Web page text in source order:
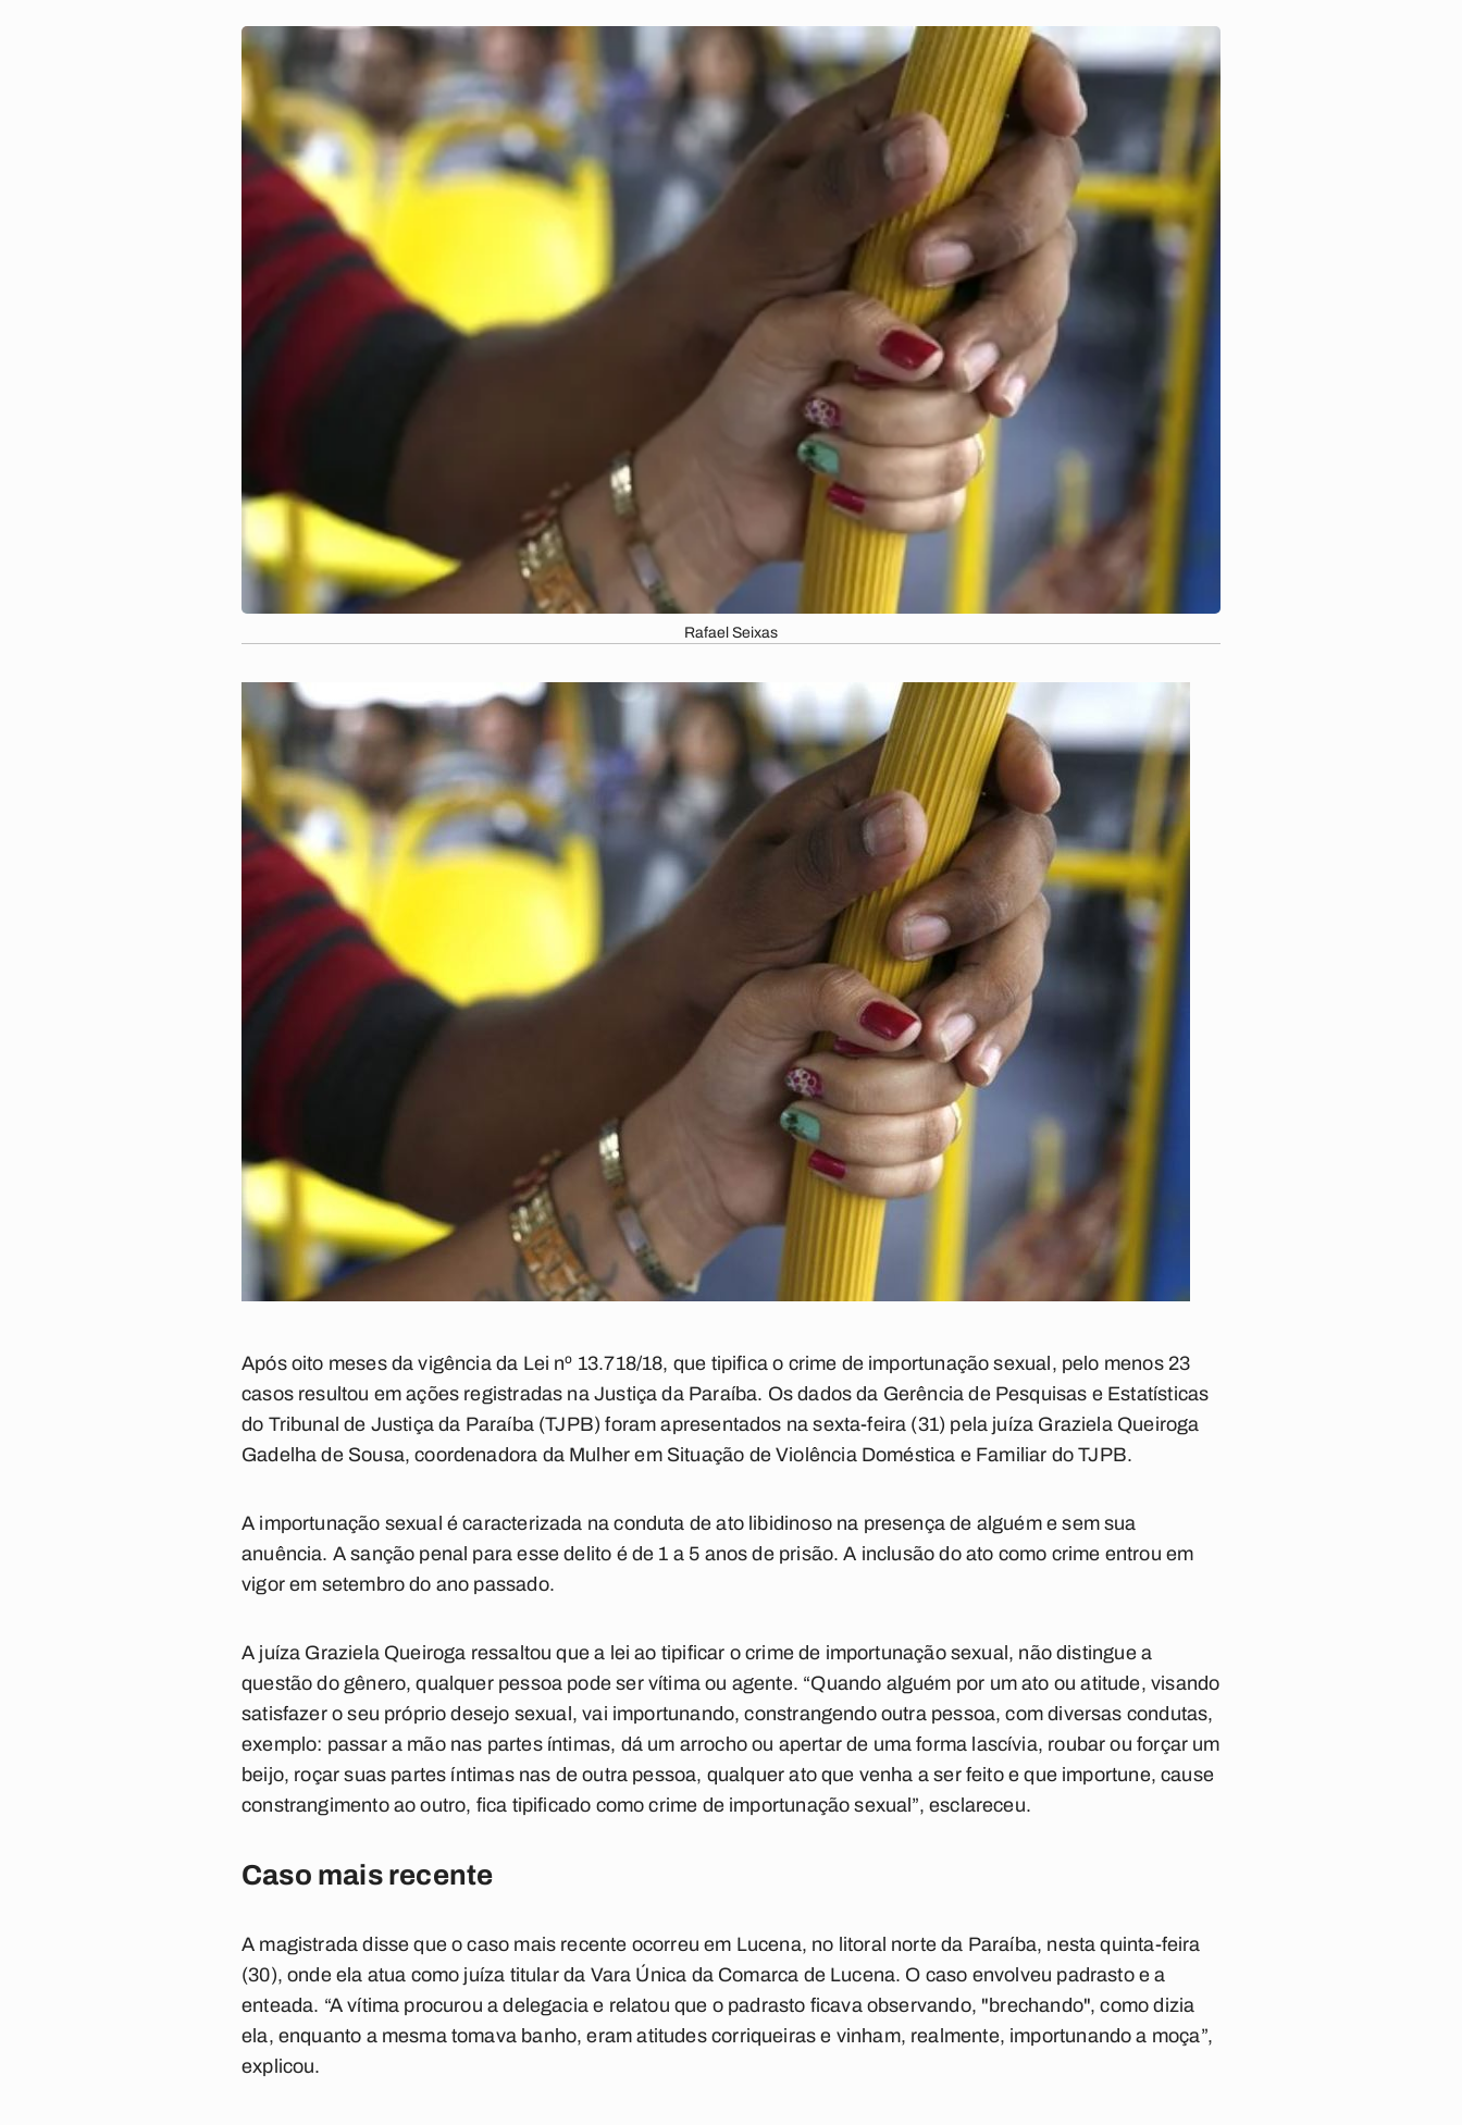
Rafael Seixas
Após oito meses da vigência da Lei nº 13.718/18, que tipifica o crime de importunação sexual, pelo menos 23
casos resultou em ações registradas na Justiça da Paraíba. Os dados da Gerência de Pesquisas e Estatísticas
do Tribunal de Justiça da Paraíba (TJPB) foram apresentados na sexta-feira (31) pela juíza Graziela Queiroga
Gadelha de Sousa, coordenadora da Mulher em Situação de Violência Doméstica e Familiar do TJPB.
A importunação sexual é caracterizada na conduta de ato libidinoso na presença de alguém e sem sua
anuência. A sanção penal para esse delito é de 1 a 5 anos de prisão. A inclusão do ato como crime entrou em
vigor em setembro do ano passado.
A juíza Graziela Queiroga ressaltou que a lei ao tipificar o crime de importunação sexual, não distingue a
questão do gênero, qualquer pessoa pode ser vítima ou agente. “Quando alguém por um ato ou atitude, visando
satisfazer o seu próprio desejo sexual, vai importunando, constrangendo outra pessoa, com diversas condutas,
exemplo: passar a mão nas partes íntimas, dá um arrocho ou apertar de uma forma lascívia, roubar ou forçar um
beijo, roçar suas partes íntimas nas de outra pessoa, qualquer ato que venha a ser feito e que importune, cause
constrangimento ao outro, fica tipificado como crime de importunação sexual”, esclareceu.
Caso mais recente
A magistrada disse que o caso mais recente ocorreu em Lucena, no litoral norte da Paraíba, nesta quinta-feira
(30), onde ela atua como juíza titular da Vara Única da Comarca de Lucena. O caso envolveu padrasto e a
enteada. “A vítima procurou a delegacia e relatou que o padrasto ficava observando, "brechando", como dizia
ela, enquanto a mesma tomava banho, eram atitudes corriqueiras e vinham, realmente, importunando a moça”,
explicou.